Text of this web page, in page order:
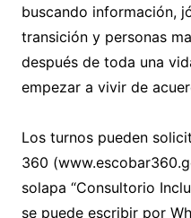
buscando información,
transición y personas
después de toda una
empezar a vivir de
Los turnos pueden
360
solapa “Consultorio
se puede escribir por